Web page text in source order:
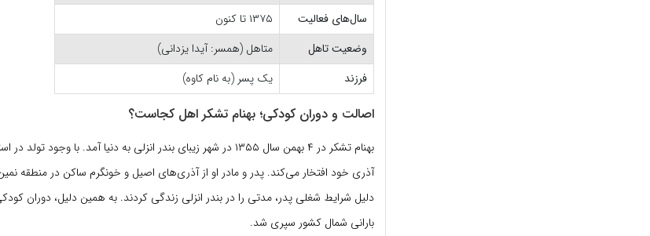
سال‌های فعالیت
۱۳۷۵ تا کنون
وضعیت تاهل
متاهل (همسر: آیدا یزدانی)
فرزند
یک پسر (به نام کاوه)
اصالت و دوران کودکی؛ بهنام تشکر اهل کجاست؟
بهنام تشکر در ۴ بهمن سال ۱۳۵۵ در شهر زیبای بندر انزلی به دنیا آمد. با
آذری خود افتخار می‌کند. پدر و مادر او از آذری‌های اصیل و خونگرم ساکن در منطقه
دلیل شرایط شغلی پدر، مدتی را در بندر انزلی زندگی کردند. به همین دلیل، دوران
بارانی شمال کشور سپری شد.